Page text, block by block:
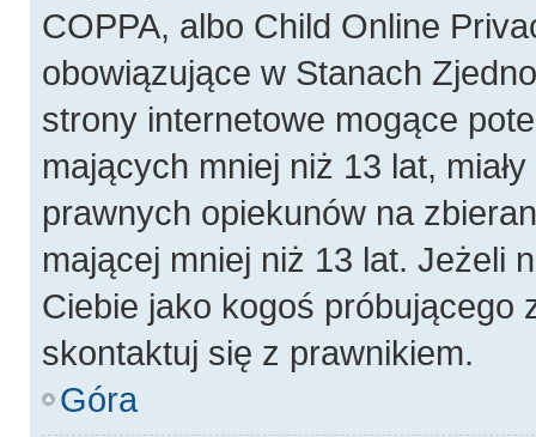
COPPA, albo Child Online
obowiązujące w Stanach
strony internetowe mogące
mających mniej niż 13 lat,
prawnych opiekunów na
mającej mniej niż 13 lat. Jeżeli
Ciebie jako kogoś próbującego
skontaktuj się z prawnikiem.
Góra